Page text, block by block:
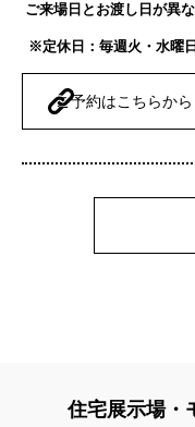
ご来場日とお渡し日が異
※定休日：毎週火・水曜
ご予約はこちらから
住宅展示場・